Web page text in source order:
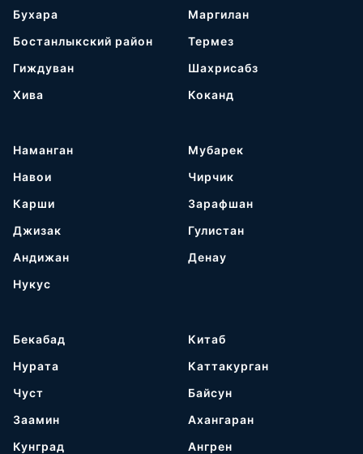
Бухара
Бостанлыкский район
Гиждуван
Хива
Маргилан
Термез
Шахрисабз
Коканд
Наманган
Навои
Карши
Джизак
Андижан
Нукус
Мубарек
Чирчик
Зарафшан
Гулистан
Денау
Бекабад
Нурата
Чуст
Заамин
Кунград
Китаб
Каттакурган
Байсун
Ахангаран
Ангрен